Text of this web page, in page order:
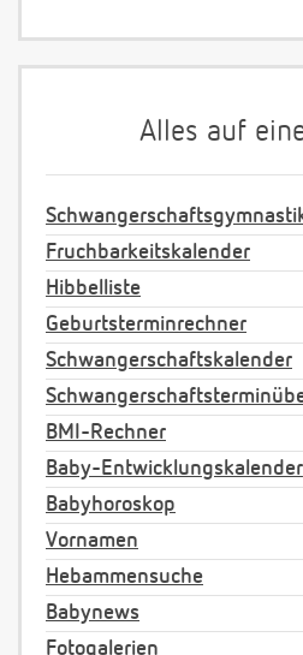
Alles auf
Fruchbarkeitskalender
Hibbelliste
Geburtsterminrechner
Schwangerschaftskalender
BMI-Rechner
Baby-Entwicklungskalender
Babyhoroskop
Vornamen
Hebammensuche
Babynews
Fotogalerien